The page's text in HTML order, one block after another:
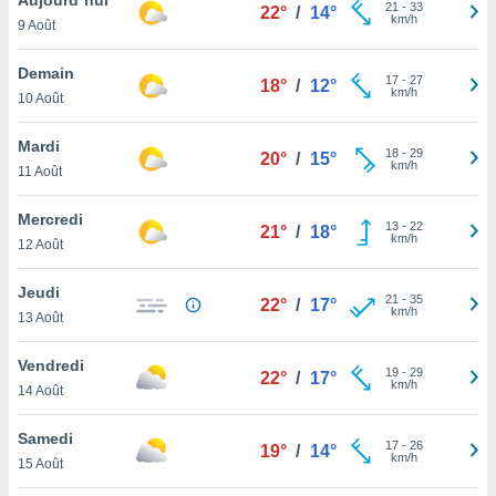
et
»,
au
vous
qu'ils
ou
le
ainsi
un
la
du
9 Août
22° / 14° 21 - 33
km/h
Demain
10 Août
18° / 12° 17- 27
km/h
Mardi
11 Août
20° / 15° 18- 29
km/h
Mercredi
12 Août
21° / 18° 13- 22
km/h
Jeudi
13 Août
22° / 17° 21 - 35
km/h
Vendredi
14 Août
22° / 17° 19- 29
km/h
Samedi
15 Août
19° / 14° 17- 26
km/h